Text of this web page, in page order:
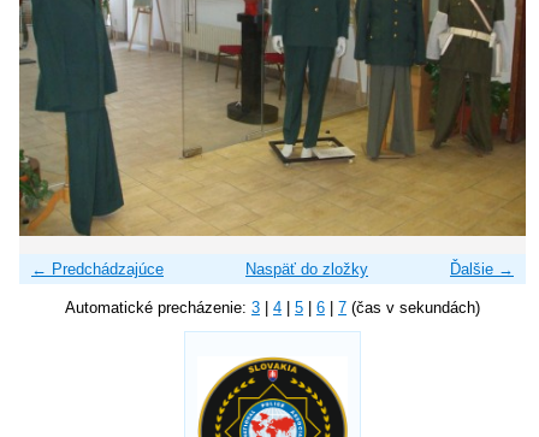
← Predchádzajúce Ďalšie →
Naspäť do zložky
Automatické precházenie: 3 4 5 6 7 (čas v sekundách)